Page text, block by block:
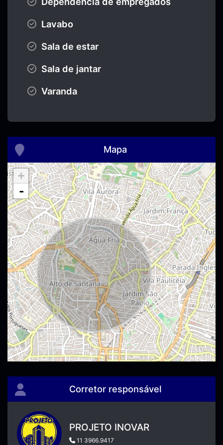
Lavabo
Sala de estar
Sala de jantar
Varanda
Mapa
+
-
Corretor responsável
PROJETO INOVAR
11 3966.9417